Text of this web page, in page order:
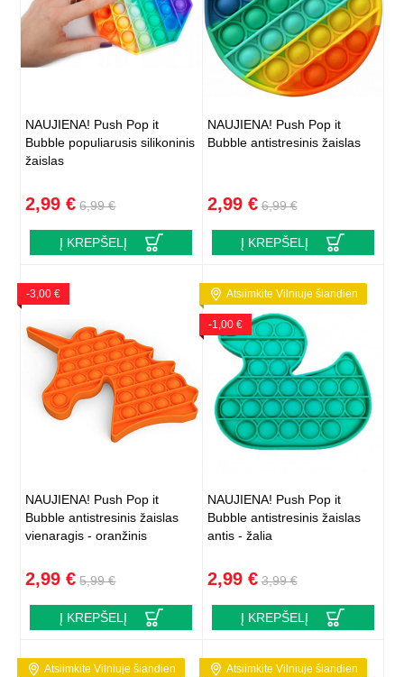
NAUJIENA! Push Pop it
Bubble populiarusis silikoninis
žaislas
2,99 € 6,99 €
Į KREPŠELĮ
NAUJIENA! Push Pop it
Bubble antistresinis žaislas
2,99 € 6,99 €
Į KREPŠELĮ
-3,00 €
NAUJIENA! Push Pop it
Bubble antistresinis žaislas
vienaragis - oranžinis
2,99 € 5,99 €
Į KREPŠELĮ
Atsiimkite Vilniuje šiandien
-1,00 €
NAUJIENA! Push Pop it
Bubble antistresinis žaislas
antis - žalia
2,99 € 3,99 €
Į KREPŠELĮ
Atsiimkite Vilniuje šiandien Atsiimkite Vilniuje šiandien